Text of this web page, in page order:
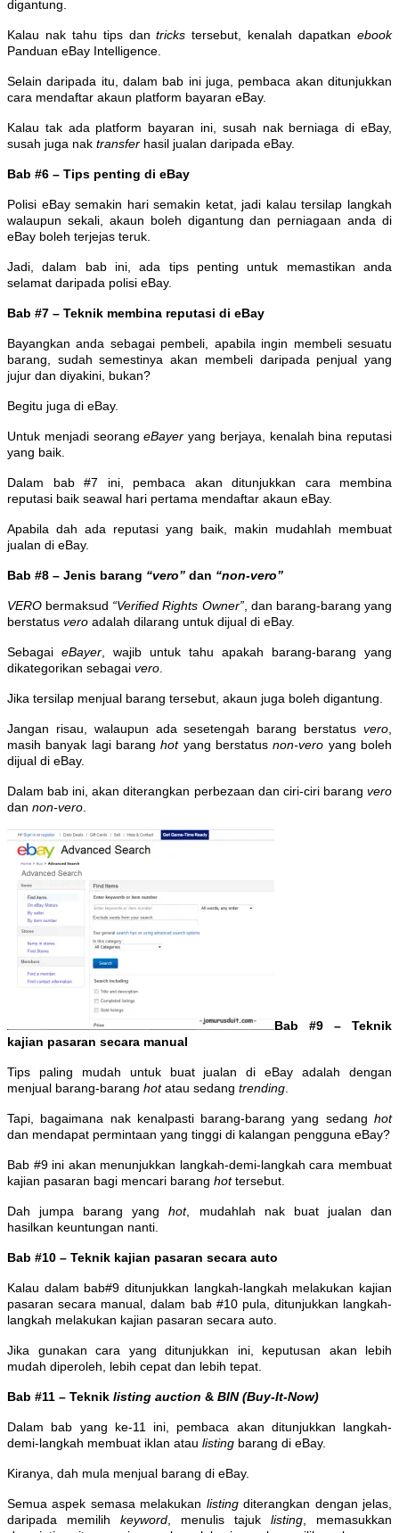
digantung.
Kalau nak tahu tips dantricks tersebut, kenalah dapatkanebook
Panduan eBay Intelligence.
Selain daripada itu, dalam bab ini juga, pembaca akan ditunjukkan
cara mendaftar akaun platform bayaran eBay.
Kalau tak ada platform bayaran ini, susah nak berniaga di eBay,
susah juga nak transfer hasil jualan daripada eBay.
Bab #6 – Tips penting di eBay
Polisi eBay semakin hari semakin ketat, jadi kalau tersilap langkah
walaupun sekali, akaun boleh digantung dan perniagaan anda di
eBay boleh terjejas teruk.
Jadi, dalam bab ini, ada tips penting untuk memastikan anda
selamat daripada polisi eBay.
Bab #7 – Teknik membina reputasi di eBay
Bayangkan anda sebagai pembeli, apabila ingin membeli sesuatu
barang, sudah semestinya akan membeli daripada penjual yang
jujur dan diyakini, bukan?
Begitu juga di eBay.
Untuk menjadi seorangeBayer yang berjaya, kenalah bina reputasi
yang baik.
Dalam bab #7 ini, pembaca akan ditunjukkan cara membina
reputasi baik seawal hari pertama mendaftar akaun eBay.
Apabila dah ada reputasi yang baik, makin mudahlah membuat
jualan di eBay.
Bab #8 – Jenis barang “vero” dan “non-vero”
VERO bermaksud “Verified Rights Owner”, dan barang-barang yang
berstatus vero adalah dilarang untuk dijual di eBay.
Sebagai eBayer , wajib untuk tahu apakah barang-barang yang
dikategorikan sebagai vero
Jika tersilap menjual barang tersebut, akaun juga boleh digantung.
Jangan risau, walaupun ada sesetengah barang berstatus vero
masih banyak lagi baranghotyang berstatusnon-vero yang boleh
dijual di eBay.
Dalam bab ini, akan diterangkan perbezaan dan ciri-ciri barang vero
dan non-vero
Bab #9 – Teknik
kajian pasaran secara manual
Tips paling mudah untuk buat jualan di eBay adalah dengan
menjual barang-barang hotatau sedang trending
Tapi, bagaimana nak kenalpasti barang-barang yang sedang hot
dan mendapat permintaan yang tinggi di kalangan pengguna eBay?
Bab #9 ini akan menunjukkan langkah-demi-langkah cara membuat
kajian pasaran bagi mencari barang hottersebut.
Dah jumpa barang yanghot, mudahlah nak buat jualan dan
hasilkan keuntungan nanti.
Bab #10 – Teknik kajian pasaran secara auto
Kalau dalam bab#9 ditunjukkan langkah-langkah melakukan kajian
pasaran secara manual, dalam bab #10 pula, ditunjukkan langkah-
langkah melakukan kajian pasaran secara auto.
Jika gunakan cara yang ditunjukkan ini, keputusan akan lebih
mudah diperoleh, lebih cepat dan lebih tepat.
Bab #11 – Teknik listing auction & BIN (Buy-It-Now)
Dalam bab yang ke-11 ini, pembaca akan ditunjukkan langkah-
demi-langkah membuat iklan atau listing barang di eBay.
Kiranya, dah mula menjual barang di eBay.
Semua aspek semasa melakukan listingditerangkan dengan jelas,
daripada memilih keyword , menulis tajuk listing , memasukkan